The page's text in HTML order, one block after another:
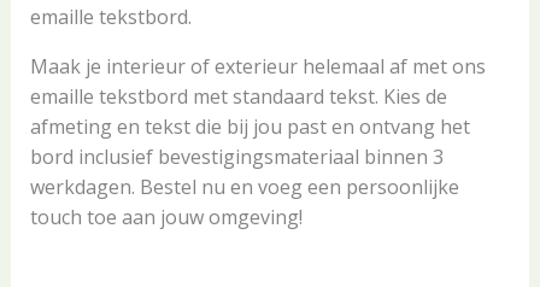
emaille tekstbord.
Maak je interieur of exterieur helemaal af met ons
emaille tekstbord met standaard tekst. Kies de
afmeting en tekst die bij jou past en ontvang het
bord inclusief bevestigingsmateriaal binnen 3
werkdagen. Bestel nu en voeg een persoonlijke
touch toe aan jouw omgeving!